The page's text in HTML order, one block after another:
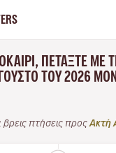
ΠΕΤΆΞΤΕ ΜΕ
ΤΟΥ 2026
πτήσεις προς Ακτή